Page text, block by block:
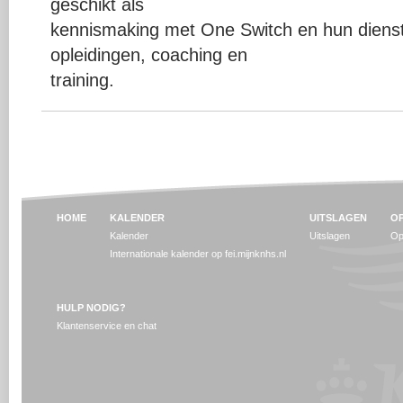
geschikt als
kennismaking met One Switch en hun
opleidingen, coaching en
training.
HOME
KALENDER
Kalender
Internationale kalender op fei.mijnknhs.nl
UITSLAGEN
Uitslagen
HULP NODIG?
Klantenservice en chat